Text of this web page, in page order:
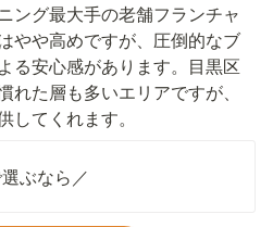
ング最大手の老舗フランチャ
やや高めですが、圧倒的なブ
る安心感があります。目黒区
た層も多いエリアですが、
てくれます。
ぶなら／